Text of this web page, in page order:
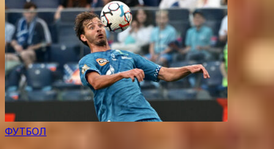
ФУТБОЛ